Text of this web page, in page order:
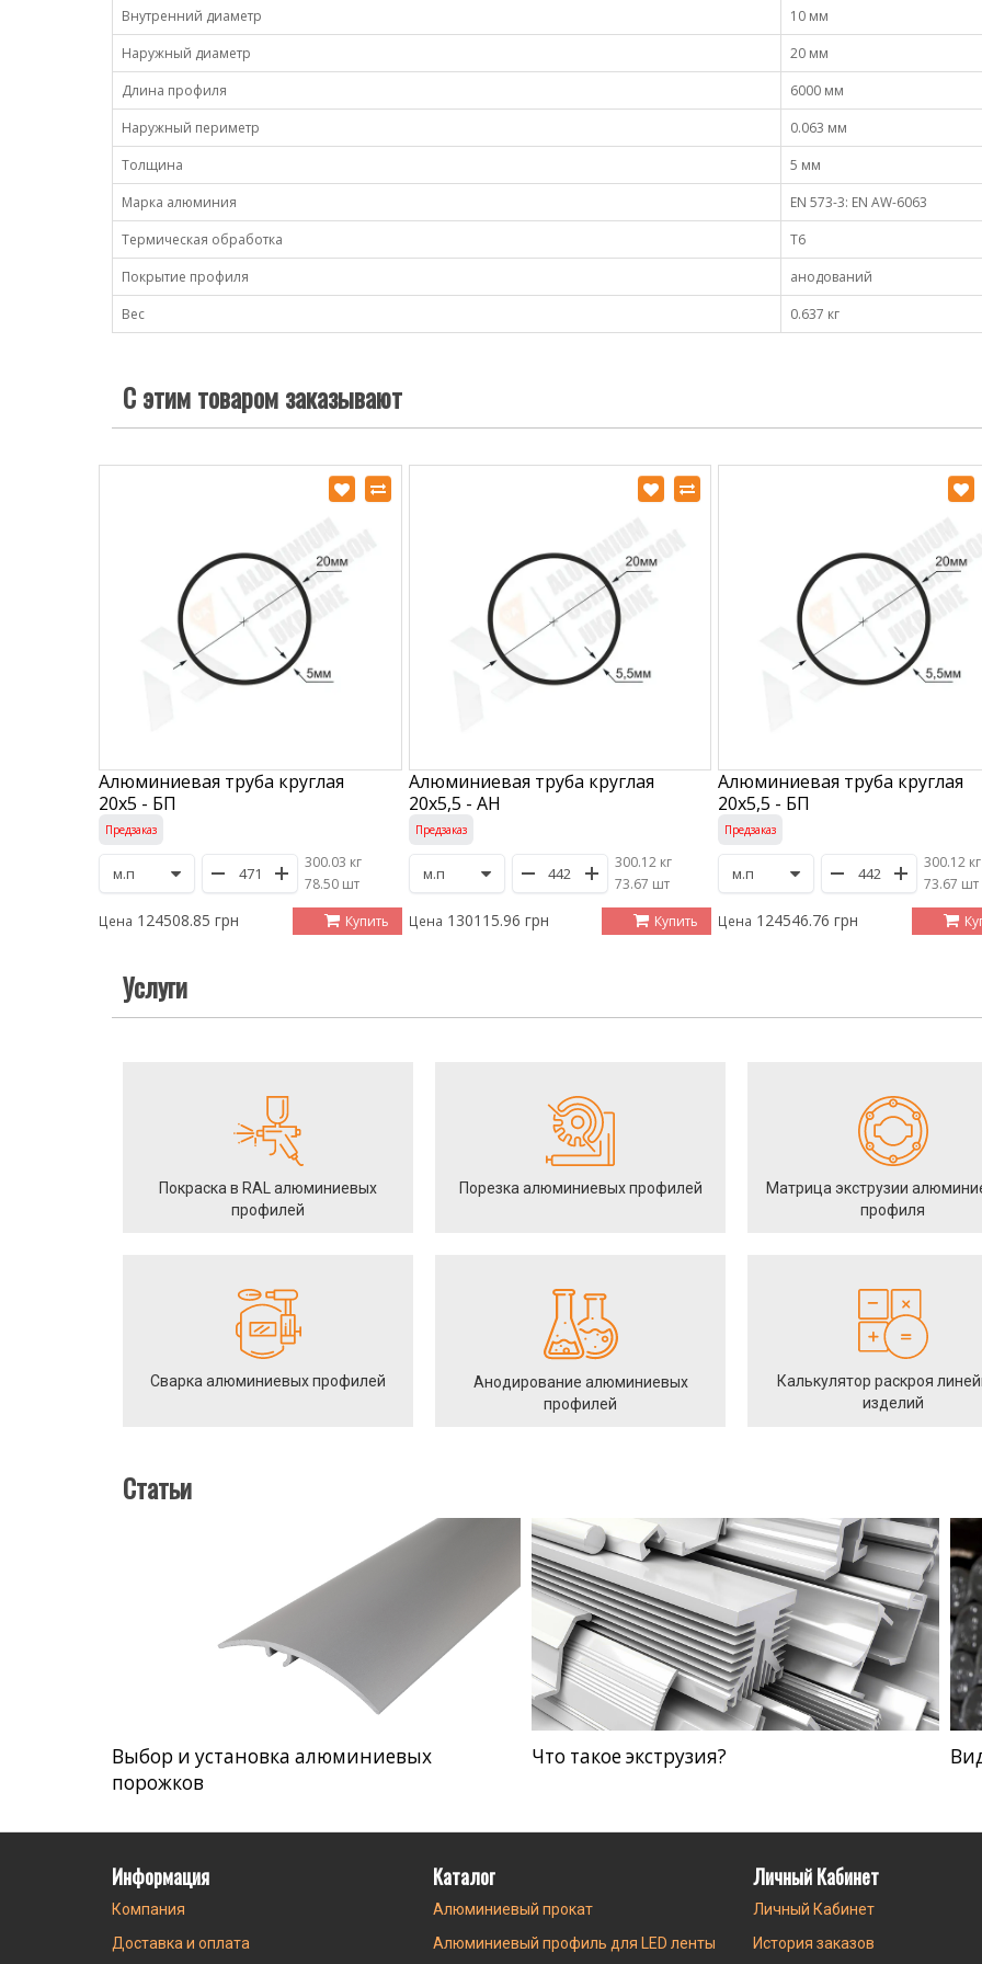
Внутренний диаметр
10 мм
Наружный диаметр
20 мм
Длина профиля
6000 мм
Наружный периметр
0.063 мм
Толщина
5 мм
Марка алюминия
EN 573-3: EN AW-6063
Термическая обработка
Т6
Покрытие профиля
анодований
Вес
0.637 кг
С этим товаром заказывают
Алюминиевая труба круглая
20х5 - БП
Предзаказ
300.03 кг
/78.50 шт
Цена 124508.85 грн Купить
Алюминиевая труба круглая
20х5,5 - АН
Предзаказ
300.12 кг
/73.67 шт
Цена 130115.96 грн Купить
Алюминиевая труба круглая
20х5,5 - БП
Предзаказ
300.12 кг
/73.67 шт
Цена 124546.76 грн
Услуги
Покраска в RAL алюминиевых
профилей
Порезка алюминиевых профилей
Матрица экструзии
профиля
Сварка алюминиевых профилей
Анодирование алюминиевых
профилей
Калькулятор раскроя
изделий
Статьи
Выбор и установка алюминиевых
порожков
Что такое экструзия?
Информация
Компания
Доставка и оплата
Каталог
Алюминиевый прокат
Алюминиевый профиль для LED ленты
Личный Кабинет
Личный Кабинет
История заказов